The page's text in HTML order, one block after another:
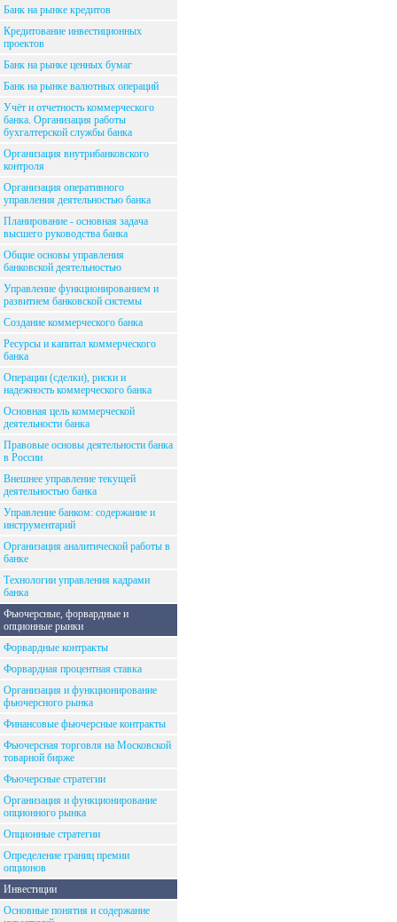
Банк на рынке кредитов
Кредитование инвестиционных
проектов
Банк на рынке ценных бумаг
Банк на рынке валютных операций
Учёт и отчетность коммерческого
банка. Организация работы
бухгалтерской службы банка
Организация внутрибанковского
контроля
Организация оперативного
управления деятельностью банка
Планирование - основная задача
высшего руководства банка
Общие основы управления
банковской деятельностью
Управление функционированием и
развитием банковской системы
Создание коммерческого банка
Ресурсы и капитал коммерческого
банка
Операции (сделки), риски и
надежность коммерческого банка
Основная цель коммерческой
деятельности банка
Правовые основы деятельности банка
в России
Внешнее управление текущей
деятельностью банка
Управление банком: содержание и
инструментарий
Организация аналитической работы в
банке
Технологии управления кадрами
банка
Фьючерсные, форвардные и
опционные рынки
Форвардные контракты
Форвардная процентная ставка
Организация и функционирование
фьючерсного рынка
Финансовые фьючерсные контракты
Фьючерсная торговля на Московской
товарной бирже
Фьючерсные стратегии
Организация и функционирование
опционного рынка
Опционные стратегии
Определение границ премии
опционов
Инвестиции
Основные понятия и содержание